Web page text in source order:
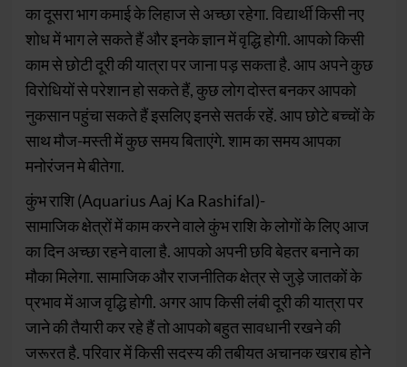
का दूसरा भाग कमाई के लिहाज से अच्छा रहेगा. विद्यार्थी किसी नए
शोध में भाग ले सकते हैं और इनके ज्ञान में वृद्धि होगी. आपको किसी
काम से छोटी दूरी की यात्रा पर जाना पड़ सकता है. आप अपने कुछ
विरोधियों से परेशान हो सकते हैं, कुछ लोग दोस्त बनकर आपको
नुकसान पहुंचा सकते हैं इसलिए इनसे सतर्क रहें. आप छोटे बच्चों के
साथ मौज-मस्ती में कुछ समय बिताएंगे. शाम का समय आपका
मनोरंजन मे बीतेगा.
कुंभ राशि (Aquarius Aaj Ka Rashifal)-
सामाजिक क्षेत्रों में काम करने वाले कुंभ राशि के लोगों के लिए आज
का दिन अच्छा रहने वाला है. आपको अपनी छवि बेहतर बनाने का
मौका मिलेगा. सामाजिक और राजनीतिक क्षेत्र से जुड़े जातकों के
प्रभाव में आज वृद्धि होगी. अगर आप किसी लंबी दूरी की यात्रा पर
जाने की तैयारी कर रहे हैं तो आपको बहुत सावधानी रखने की
जरूरत है. परिवार में किसी सदस्य की तबीयत अचानक खराब होने